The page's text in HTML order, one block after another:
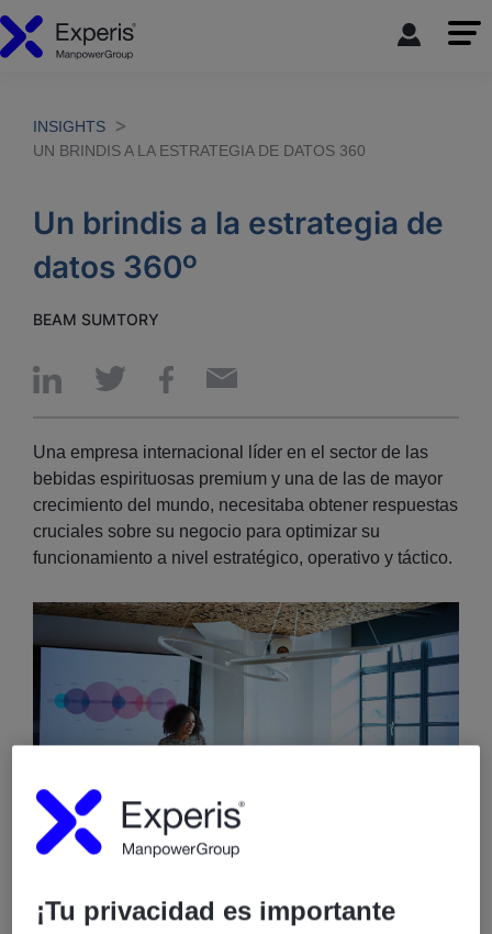
INSIGHTS
UN BRINDIS A LA ESTRATEGIA DE DATOS 360
Un brindis a la estrategia de
datos 360º
BEAM SUMTORY
Una empresa internacional líder en el sector de las
bebidas espirituosas premium y una de las de mayor
crecimiento del mundo, necesitaba obtener respuestas
cruciales sobre su negocio para optimizar su
funcionamiento a nivel estratégico, operativo y táctico.
¡Tu privacidad es importante